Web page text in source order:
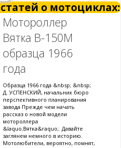
о мотоциклах:
Мотороллер
Вятка В-150М
образца 1966
года
Образца 1966 года &nbsp; &nbsp;
Д. УСПЕНСКИЙ, начальник бюро
перспективного планирования
завода Прежде чем начать
рассказ о новой модели
мотороллера
&laquo;Вятка&raquo;. Давайте
заглянем немного в историю.
Мотолюбители, вероятно, помнят,